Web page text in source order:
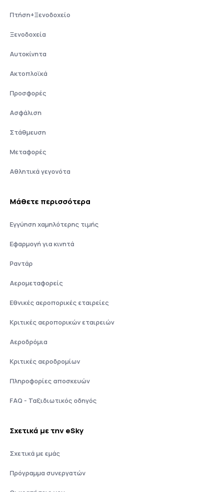
Πτήση+Ξενοδοχείο
Ξενοδοχεία
Αυτοκίνητα
Ακτοπλοϊκά
Προσφορές
Ασφάλιση
Στάθμευση
Μεταφορές
Αθλητικά γεγονότα
Μάθετε περισσότερα
Εγγύηση χαμηλότερης τιμής
Εφαρμογή για κινητά
Ραντάρ
Αερομεταφορείς
Εθνικές αεροπορικές εταιρείες
Κριτικές αεροπορικών εταιρειών
Αεροδρόμια
Κριτικές αεροδρομίων
Πληροφορίες αποσκευών
FAQ - Ταξιδιωτικός οδηγός
Σχετικά με την eSky
Σχετικά με εμάς
Πρόγραμμα συνεργατών